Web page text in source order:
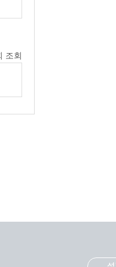
조회